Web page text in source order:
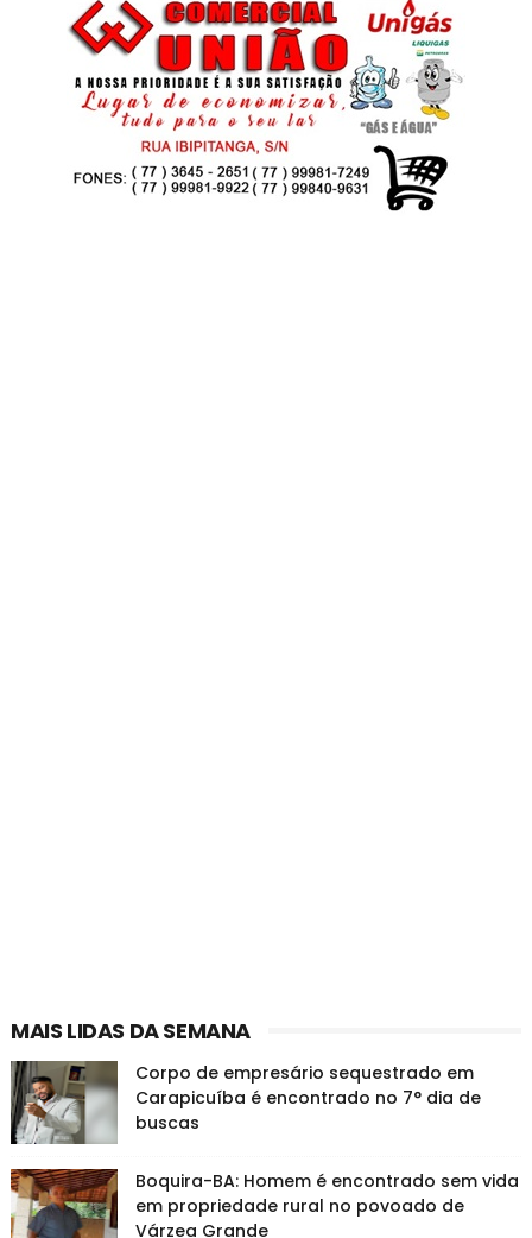
MAIS LIDAS DA SEMANA
Corpo de empresário sequestrado em
Carapicuíba é encontrado no 7° dia de
buscas
Boquira-BA: Homem é encontrado sem vida
em propriedade rural no povoado de
Várzea Grande